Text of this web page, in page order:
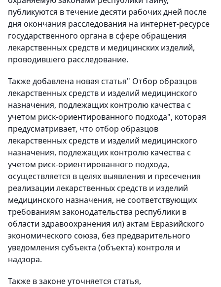
публикуются в течение десяти рабочих дней после
дня окончания расследования на интернет-ресурсе
государственного органа в сфере обращения
лекарственных средств и медицинских изделий,
проводившего расследование.
Также добавлена новая статья" Отбор образцов
лекарственных средств и изделий медицинского
назначения, подлежащих контролю качества с
учетом риск-ориентированного подхода", которая
предусматривает, что отбор образцов
лекарственных средств и изделий медицинского
назначения, подлежащих контролю качества с
учетом риск-ориентированного подхода,
осуществляется в целях выявления и пресечения
реализации лекарственных средств и изделий
медицинского назначения, не соответствующих
требованиям законодательства республики в
области здравоохранения ил) актам Евразийского
экономического союза, без предварительного
уведомления субъекта (объекта) контроля и
надзора.
Также в законе уточняется статья,